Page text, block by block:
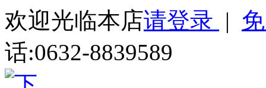
欢迎光临本店请登录 |
话:0632-8839589